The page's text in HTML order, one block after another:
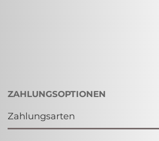
ZAHLUNGSOPTIONEN
Zahlungsarten